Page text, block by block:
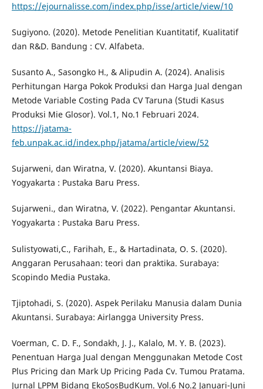
https://ejournalisse.com/index.php/isse/article/view/10
Sugiyono. (2020). Metode Penelitian Kuantitatif, Kualitatif
dan R&D. Bandung : CV. Alfabeta.
Susanto A., Sasongko H., & Alipudin A. (2024). Analisis
Perhitungan Harga Pokok Produksi dan Harga Jual dengan
Metode Variable Costing Pada CV Taruna (Studi Kasus
Produksi Mie Glosor). Vol.1, No.1 Februari 2024.
https://jatama-
feb.unpak.ac.id/index.php/jatama/article/view/52
Sujarweni, dan Wiratna, V. (2020). Akuntansi Biaya.
Yogyakarta : Pustaka Baru Press.
Sujarweni., dan Wiratna, V. (2022). Pengantar Akuntansi.
Yogyakarta : Pustaka Baru Press.
Sulistyowati,C., Farihah, E., & Hartadinata, O. S. (2020).
Anggaran Perusahaan: teori dan praktika. Surabaya:
Scopindo Media Pustaka.
Tjiptohadi, S. (2020). Aspek Perilaku Manusia dalam Dunia
Akuntansi. Surabaya: Airlangga University Press.
Voerman, C. D. F., Sondakh, J. J., Kalalo, M. Y. B. (2023).
Penentuan Harga Jual dengan Menggunakan Metode Cost
Plus Pricing dan Mark Up Pricing Pada Cv. Tumou Pratama.
Jurnal LPPM Bidang EkoSosBudKum. Vol.6 No.2 Januari-Juni